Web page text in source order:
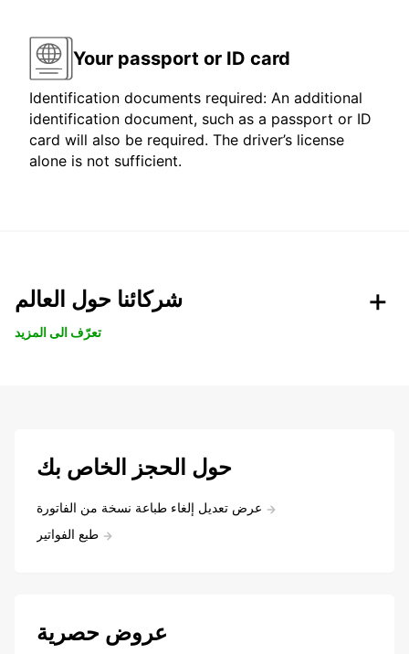
Your passport or ID card
Identification documents required: An additional
identification document, such as a passport or ID
card will also be required. The driver’s license
alone is not sufficient.
شركائنا حول العالم
تعرّف الى المزيد
حول الحجز الخاص بك
عرض تعديل إلغاء طباعة نسخة من الفاتورة
طبع الفواتير
عروض حصرية